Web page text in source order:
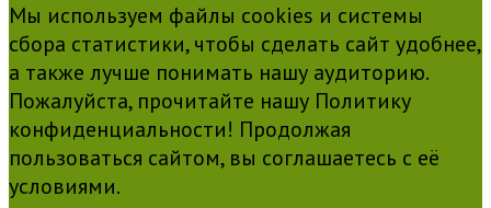
Мы используем файлы cookies и системы
сбора статистики, чтобы сделать сайт удобнее,
а также лучше понимать нашу аудиторию.
Пожалуйста, прочитайте нашу Политику
конфиденциальности! Продолжая
пользоваться сайтом, вы соглашаетесь с её
условиями.